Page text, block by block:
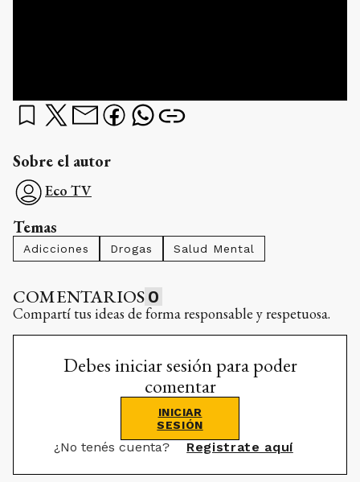
Sobre el autor
Eco TV
Temas
Adicciones Drogas Salud Mental
COMENTARIOS 0
Compartí tus ideas de forma responsable y respetuosa.
Debes iniciar sesión para poder
comentar
INICIAR
SESIÓN
¿No tenés cuenta? Registrate aquí